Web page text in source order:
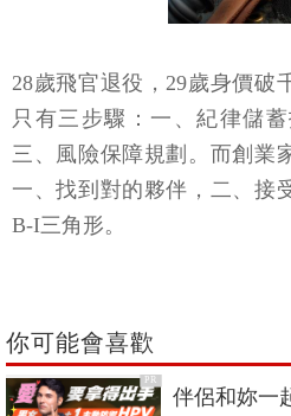
28歲飛官退役，29歲身價破
只有三步驟：一、紀律儲
三、風險保障規劃。而創業
一、找到對的夥伴，二、接
B-I三角形。
你可能會喜歡
PR
伴侶和妳一